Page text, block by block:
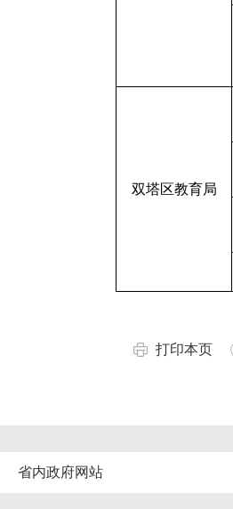
双塔区教育局
打印本页
省内政府网站